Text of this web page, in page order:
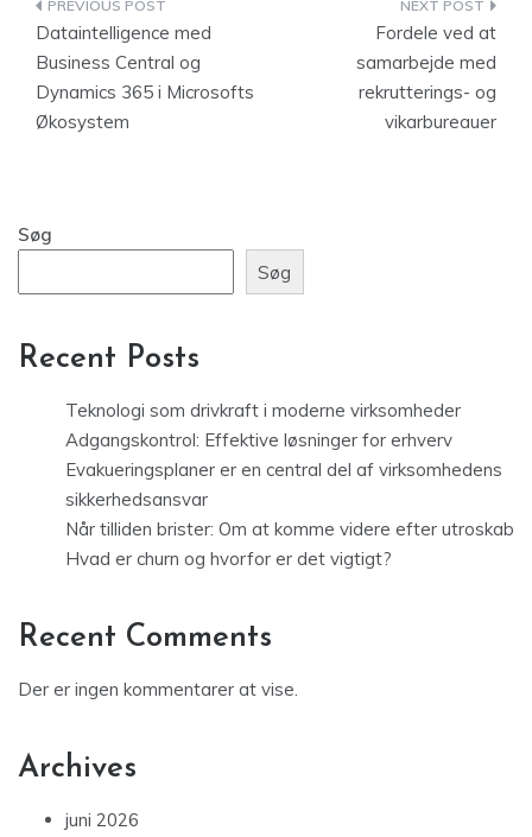
Indlægsnavigation
Dataintelligence med
Business Central og
Dynamics 365 i Microsofts
Økosystem
Fordele ved at
samarbejde med
rekrutterings- og
vikarbureauer
Søg
Søg
Recent Posts
Teknologi som drivkraft i moderne virksomheder
Adgangskontrol: Effektive løsninger for erhverv
Evakueringsplaner er en central del af virksomhedens
sikkerhedsansvar
Når tilliden brister: Om at komme videre efter utroskab
Hvad er churn og hvorfor er det vigtigt?
Recent Comments
Der er ingen kommentarer at vise.
Archives
juni 2026